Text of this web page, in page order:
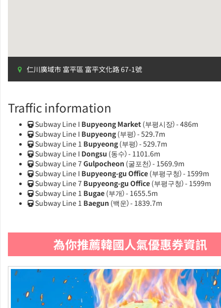
仁川廣域市 富平區 富平文化路 67-1號
Traffic information
Subway Line I Bupyeong Market (부평시장）- 486m
Subway Line I Bupyeong (부평）- 529.7m
Subway Line 1 Bupyeong (부평）- 529.7m
Subway Line I Dongsu (동수）- 1101.6m
Subway Line 7 Gulpocheon (굴포천）- 1569.9m
Subway Line I Bupyeong-gu Office (부평구청）- 1599m
Subway Line 7 Bupyeong-gu Office (부평구청）- 1599m
Subway Line 1 Bugae (부개）- 1655.5m
Subway Line 1 Baegun (백운）- 1839.7m
為你推薦韓國人氣優惠券資訊